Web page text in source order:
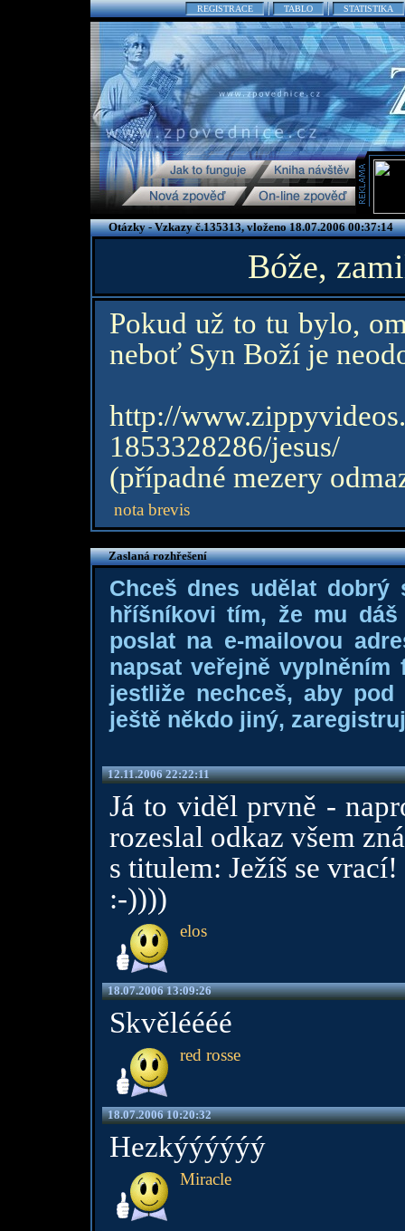
REGISTRACE TABLO STATISTIKA
Otázky - Vzkazy č.135313, vloženo 18.07.2006 00:37:14
Bóže,
Pokud už to tu bylo,
neboť Syn Boží je
http://
1853328286/jesus/
(případné mezery
nota brevis
Zaslaná rozhřešení
Chceš dnes udělat dobrý
hříšníkovi tím, že mu
poslat na e-mailovou
napsat veřejně
jestliže nechceš, aby
ještě někdo jiný,
12.11.2006 22:22:11
Já to viděl prvně -
rozeslal odkaz všem
s titulem: Ježíš se vrací!
:-))))
elos
18.07.2006 13:09:26
Skvěléééé
red rosse
18.07.2006 10:20:32
Hezkýýýýýý
Miracle